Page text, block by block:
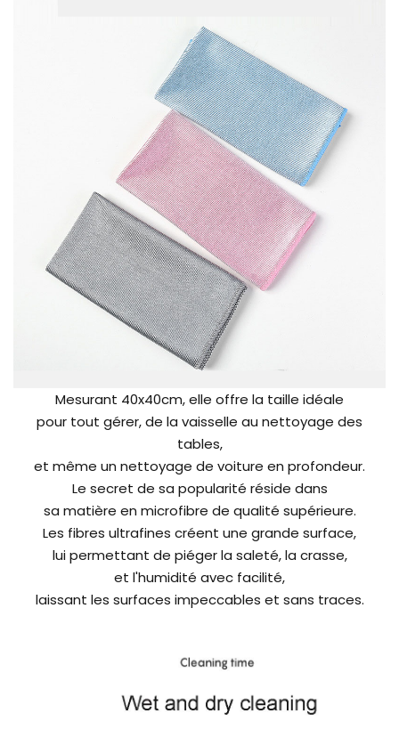
Mesurant 40x40cm, elle offre la taille idéale
pour tout gérer, de la vaisselle au nettoyage des
tables,
et même un nettoyage de voiture en profondeur.
Le secret de sa popularité réside dans
sa matière en microfibre de qualité supérieure.
Les fibres ultrafines créent une grande surface,
lui permettant de piéger la saleté, la crasse,
et l'humidité avec facilité,
laissant les surfaces impeccables et sans traces.